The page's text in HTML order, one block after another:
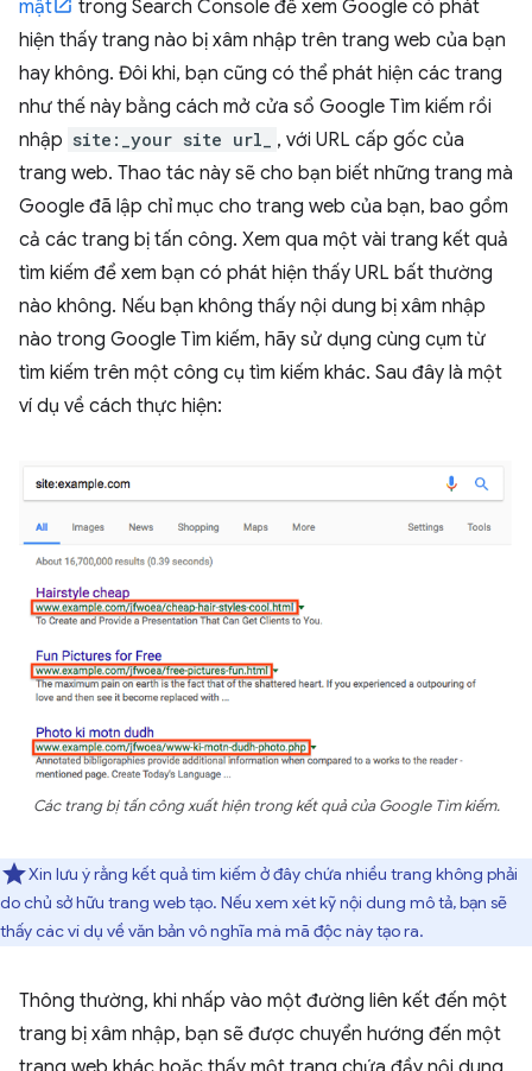
mật
trong Search Console để xem Google có phát
hiện thấy trang nào bị xâm nhập trên trang web của bạn
hay không. Đôi khi, bạn cũng có thể phát hiện các trang
như thế này bằng cách mở cửa sổ Google Tìm kiếm rồi
nhập site:_your site url_
, với URL cấp gốc của
trang web. Thao tác này sẽ cho bạn biết những trang mà
Google đã lập chỉ mục cho trang web của bạn, bao gồm
cả các trang bị tấn công. Xem qua một vài trang kết quả
tìm kiếm để xem bạn có phát hiện thấy URL bất thường
nào không. Nếu bạn không thấy nội dung bị xâm nhập
nào trong Google Tìm kiếm, hãy sử dụng cùng cụm từ
tìm kiếm trên một công cụ tìm kiếm khác. Sau đây là một
ví dụ về cách thực hiện:
Các trang bị tấn công xuất hiện trong kết quả của Google Tìm kiếm.
Xin lưu ý rằng kết quả tìm kiếm ở đây chứa nhiều trang không phải
do chủ sở hữu trang web tạo. Nếu xem xét kỹ nội dung mô tả, bạn sẽ
thấy các ví dụ về văn bản vô nghĩa mà mã độc này tạo ra.
Thông thường, khi nhấp vào một đường liên kết đến một
trang bị xâm nhập, bạn sẽ được chuyển hướng đến một